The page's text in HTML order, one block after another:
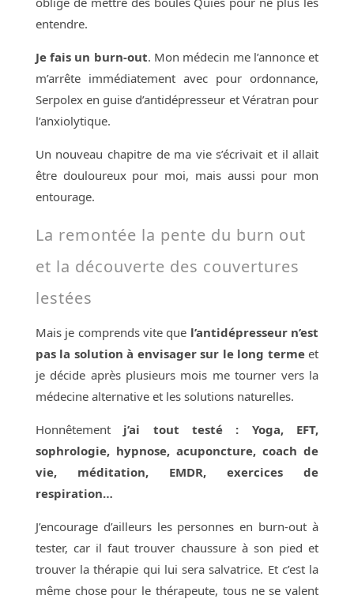
entendre.
Je fais un burn-out. Mon médecin me l’annonce et
m’arrête immédiatement avec pour ordonnance,
Serpolex en guise d’antidépresseur et Vératran pour
l’anxiolytique.
Un nouveau chapitre de ma vie s’écrivait et il allait
être douloureux pour moi, mais aussi pour mon
entourage.
La remontée la pente du burn out
et la découverte des couvertures
lestées
Mais je comprends vite que l’antidépresseur n’est
pas la solution à envisager sur le long termeet
je décide après plusieurs mois me tourner vers la
médecine alternative et les solutions naturelles.
Honnêtement j’ai tout testé : Yoga, EFT,
sophrologie, hypnose, acuponcture, coach de
vie, méditation, EMDR, exercices de
respiration…
J’encourage d’ailleurs les personnes en burn-out à
tester, car il faut trouver chaussure à son pied et
trouver la thérapie qui lui sera salvatrice. Et c’est la
même chose pour le thérapeute, tous ne se valent